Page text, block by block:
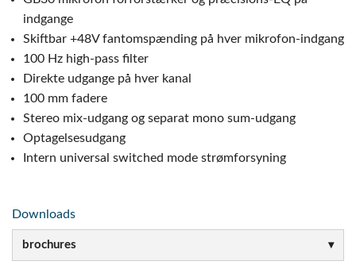
indgange
Skiftbar +48V fantomspænding på hver mikrofon-indgang
100 Hz high-pass filter
Direkte udgange på hver kanal
100 mm fadere
Stereo mix-udgang og separat mono sum-udgang
Optagelsesudgang
Intern universal switched mode strømforsyning
Downloads
brochures